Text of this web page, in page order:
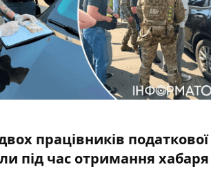
працівників податкової
під час отримання хабаря